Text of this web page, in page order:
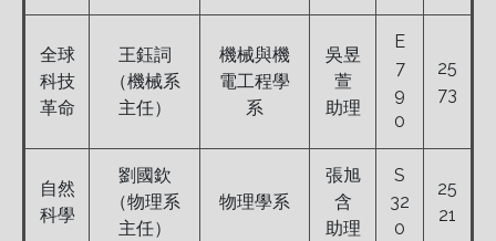
全球
科技
革命
王鈺詞
（機械系
主任）
機械與機
電工程學
系
吳昱
萱
助理
E
7
9
0
25
73
自然
科學
劉國欽
（物理系
主任）
物理學系
張旭
含
助理
S
32
0
25
21